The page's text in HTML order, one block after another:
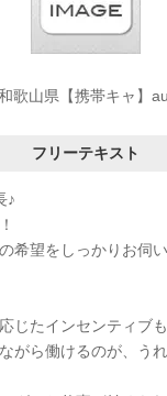
歌山県【携帯キャ】
フリーテキスト
♪
希望をしっかりお伺
じたインセンティブ
がら働けるのが、う